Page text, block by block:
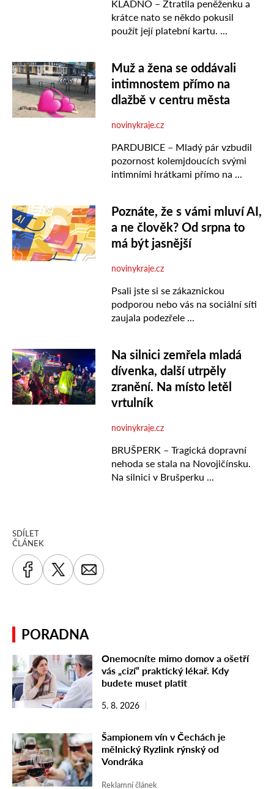
SDÍLET
ČLÁNEK
PORADNA
Onemocníte mimo domov a ošetří
vás „cizí“ praktický lékař. Kdy
budete muset platit
5. 8. 2026
Šampionem vín v Čechách je
mělnický Ryzlink rýnský od
Vondráka
Reklamní článek